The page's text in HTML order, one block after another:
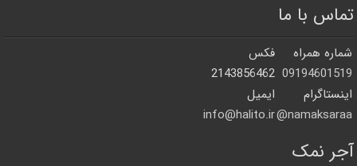
تماس با ما
شماره همراه
فکس
09194601519
2143856462
اینستاگرام
ایمیل
namaksaraa@
info@halito.ir
آجر نمک